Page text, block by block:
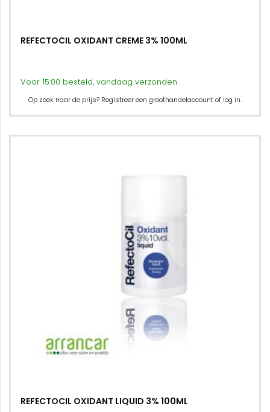
REFECTOCIL OXIDANT CREME 3% 100ML
Voor 15:00 besteld, vandaag verzonden
Op zoek naar de prijs? Registreer een groothandelaccount of log in.
REFECTOCIL OXIDANT LIQUID 3% 100ML